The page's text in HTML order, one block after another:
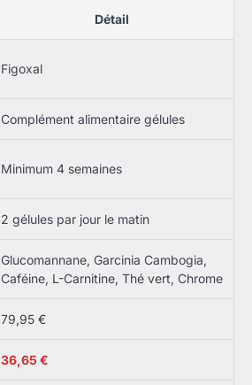
Détail
Figoxal
Complément alimentaire gélules
Minimum 4 semaines
2 gélules par jour le matin
Glucomannane, Garcinia Cambogia,
Caféine, L-Carnitine, Thé vert, Chrome
79,95 €
36,65 €